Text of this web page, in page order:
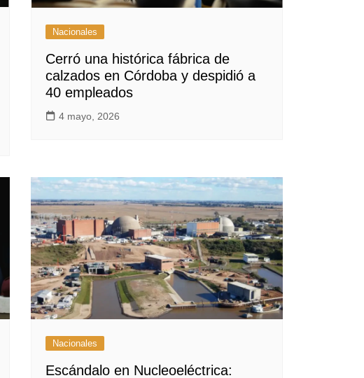
Nacionales
Cerró una histórica fábrica de
calzados en Córdoba y despidió a
40 empleados
4 mayo, 2026
Nacionales
Escándalo en Nucleoeléctrica: